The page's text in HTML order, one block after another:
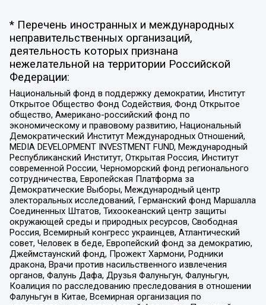
* Перечень иностранных и международных
неправительственных организаций,
деятельность которых признана
нежелательной на территории Российской
Федерации:
Национальный фонд в поддержку демократии, Институт
Открытое Общество Фонд Содействия, Фонд Открытое
общество, Американо-российский фонд по
экономическому и правовому развитию, Национальный
Демократический Институт Международных Отношений,
MEDIA DEVELOPMENT INVESTMENT FUND, Международный
Республиканский Институт, Открытая Россия, Институт
современной России, Черноморский фонд регионального
сотрудничества, Европейская Платформа за
Демократические Выборы, Международный центр
электоральных исследований, Германский фонд Маршалла
Соединенных Штатов, Тихоокеанский центр защиты
окружающей среды и природных ресурсов, Свободная
Россия, Всемирный конгресс украинцев, Атлантический
совет, Человек в беде, Европейский фонд за демократию,
Джеймстаунский фонд, Прожект Хармони, Родники
дракона, Врачи против насильственного извлечения
органов, Фалунь Дафа, Друзья Фалуньгун, Фалуньгун,
Коалиция по расследованию преследования в отношении
Фалуньгун в Китае, Всемирная организация по